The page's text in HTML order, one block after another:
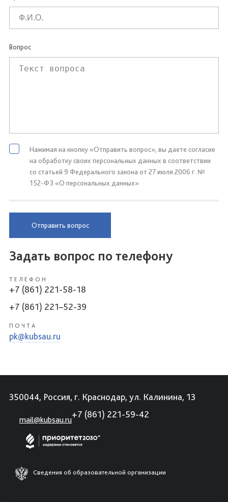
Вопрос
Нажимая на кнопку «Отправить вопрос», вы даете согласие
на обработку своих персональных данных в соответствии
со статьей 9 Федерального закона от 27 июля 2006 г. №
152-ФЗ «О персональных данных»
Отправить вопрос
Задать вопрос по телефону
ТЕЛЕФОН
+7 (861) 221-58-18
+7 (861) 221–52-39
ПОЧТА
pk@kubsau.ru
350044, Россия, г. Краснодар, ул. Калинина, 13
mail@kubsau.ru
+7 (861) 221-59-42
Сведения об образовательной организации